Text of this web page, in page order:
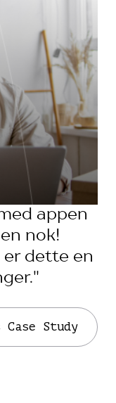
appen
nok!
er dette en
Case Study